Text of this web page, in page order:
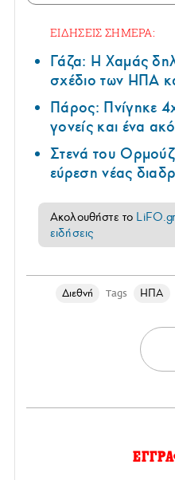
ΕΙΔΗΣΕΙΣ ΣΗΜΕΡΑ:
Γάζα: Η Χαμάς
σχέδιο των ΗΠΑ
Πάρος: Πνίγηκε
γονείς και ένα
Στενά του
εύρεση νέας
Ακολουθήστε το LiFO.gr
ειδήσεις
Διεθνή Tags ΗΠΑ